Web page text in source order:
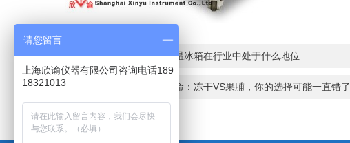
上一篇：上海欣谕的超低温冰箱在行业中处于什么地位
零食界的健康革命：冻干VS果脯，你的选择可能一直错了
请您留言
上海欣谕仪器有限公司咨询电话189
18321013